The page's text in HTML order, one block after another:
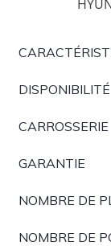
DISPONIBILITÉ
CARROSSERIE
GARANTIE
NOMBRE DE
NOMBRE DE